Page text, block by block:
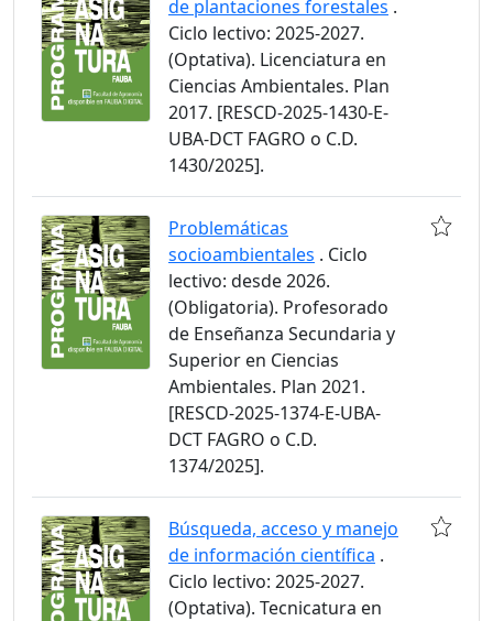
de plantaciones forestales .
Ciclo lectivo: 2025-2027.
(Optativa). Licenciatura en
Ciencias Ambientales. Plan
2017. [RESCD-2025-1430-E-
UBA-DCT FAGRO o C.D.
1430/2025].
Problemáticas
socioambientales . Ciclo
lectivo: desde 2026.
(Obligatoria). Profesorado
de Enseñanza Secundaria y
Superior en Ciencias
Ambientales. Plan 2021.
[RESCD-2025-1374-E-UBA-
DCT FAGRO o C.D.
1374/2025].
Búsqueda, acceso y manejo
de información científica .
Ciclo lectivo: 2025-2027.
(Optativa). Tecnicatura en